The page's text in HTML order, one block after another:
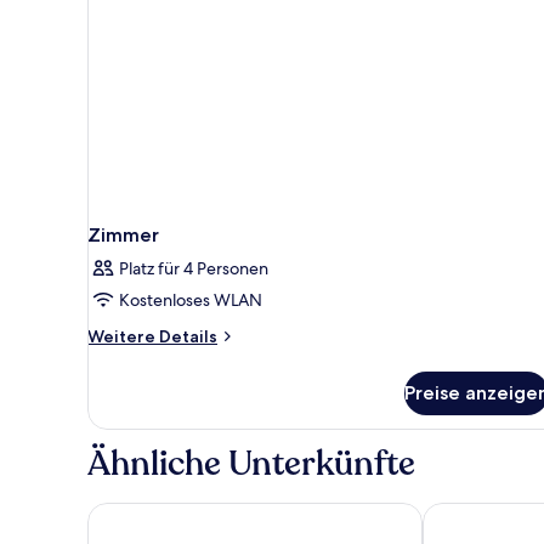
Zimmer
Platz für 4 Personen
Kostenloses WLAN
Weitere Details
Weitere
Preise
Ähnliche Unterkünfte
Grandezza Hotel Luxury Palace